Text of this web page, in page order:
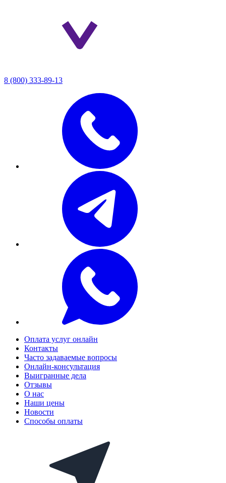
8 (800) 333-89-13
Оплата услуг онлайн
Контакты
Часто задаваемые вопросы
Онлайн-консультация
Выигранные дела
Отзывы
О нас
Наши цены
Новости
Способы оплаты